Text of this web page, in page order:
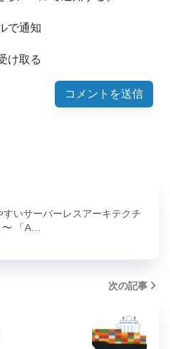
で通知
け取る
すいサーバーレスアーキテクチ
「A…
次の記事